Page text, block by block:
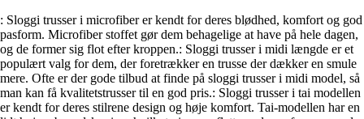
: Sloggi trusser i microfiber er kendt for deres blødhed, komfort og god
pasform. Microfiber stoffet gør dem behagelige at have på hele dagen,
og de former sig flot efter kroppen.: Sloggi trusser i midi længde er et
populært valg for dem, der foretrækker en trusse der dækker en smule
mere. Ofte er der gode tilbud at finde på sloggi trusser i midi model, så
man kan få kvalitetstrusser til en god pris.: Sloggi trusser i tai modellen
er kendt for deres stilrene design og høje komfort. Tai-modellen har en